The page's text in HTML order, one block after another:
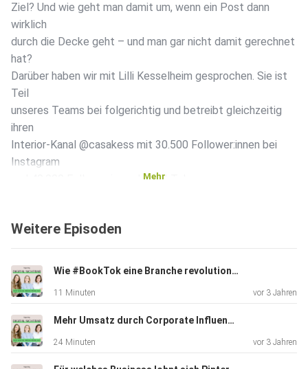
Ziel? Und wie geht man damit um, wenn ein Post dann
wirklich
durch die Decke geht – und man gar nicht damit gerechnet
hat?
Darüber haben wir mit Lilli Kesselheim gesprochen. Sie ist
Teil
unseres Teams bei folgerichtig und betreibt gleichzeitig
ihren
Interior-Kanal @casakess mit 30.500 Follower:innen bei
Instagram
und 40.000 Follower:innen bei TikTok.
Mehr
Weitere Episoden
Wie #BookTok eine Branche revolutioniert
11 Minuten vor 3 Jahren
Mehr Umsatz durch Corporate Influencer?
24 Minuten vor 3 Jahren